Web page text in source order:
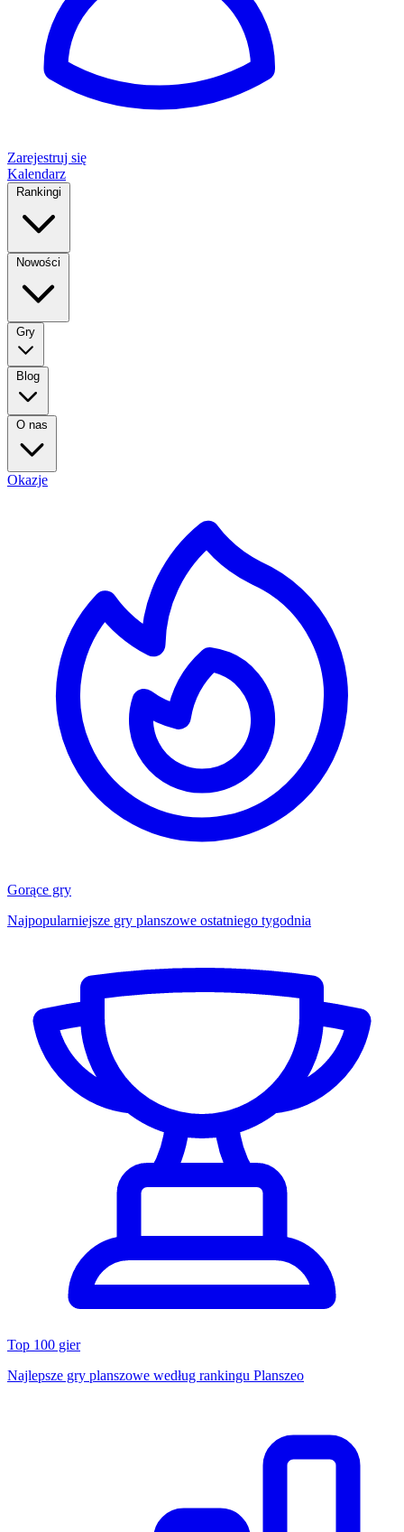
Zarejestruj się
Kalendarz
Rankingi
Nowości
Gry
Blog
O nas
Okazje
Gorące gry
Najpopularniejsze gry planszowe ostatniego tygodnia
Top 100 gier
Najlepsze gry planszowe według rankingu Planszeo